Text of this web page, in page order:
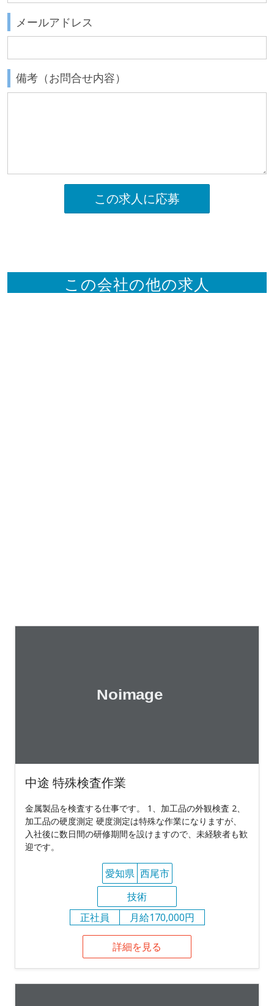
メールアドレス
備考（お問合せ内容）
この求人に応募
この会社の他の求人
中途 特殊検査作業
金属製品を検査する仕事です。 1、加工品の外観検査 2、
加工品の硬度測定 硬度測定は特殊な作業になりますが、
入社後に数日間の研修期間を設けますので、未経験者も歓
迎です。
愛知県 西尾市
技術
正社員
月給170,000円
詳細を見る